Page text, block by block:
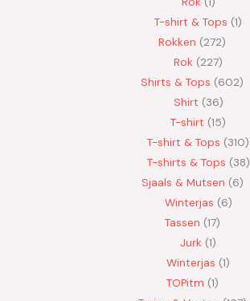
T-shirt & Tops 1
Rokken 272
Rok 227
Shirts & Tops 602
Shirt 36
T-shirt 15
T-shirt & Tops 310
T-shirts & Tops 38
Sjaals & Mutsen 6
Winterjas 6
Tassen 17
Jurk 1
Winterjas 1
TOPitm 1